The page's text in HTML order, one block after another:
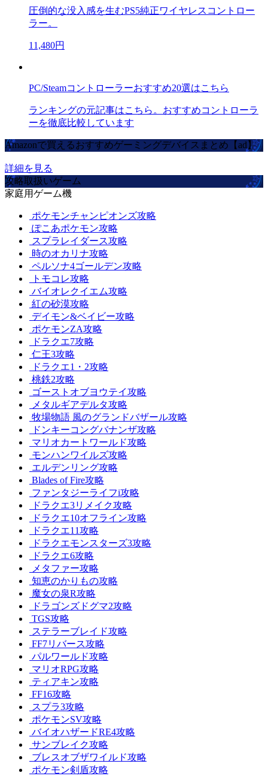
圧倒的な没入感を生むPS5純正ワイヤレスコントロー
ラー。
11,480円
PC/Steamコントローラーおすすめ20選はこちら
ランキングの元記事はこちら。おすすめコントローラ
ーを徹底比較しています
Amazonで買えるおすすめゲーミングデバイスまとめ【ad】
詳細を見る
攻略取扱いゲーム
家庭用ゲーム機
ポケモンチャンピオンズ攻略
ぽこあポケモン攻略
スプラレイダース攻略
時のオカリナ攻略
ペルソナ4ゴールデン攻略
トモコレ攻略
バイオレクイエム攻略
紅の砂漠攻略
デイモン&ベイビー攻略
ポケモンZA攻略
ドラクエ7攻略
仁王3攻略
ドラクエ1・2攻略
桃鉄2攻略
ゴーストオブヨウテイ攻略
メタルギアデルタ攻略
牧場物語 風のグランドバザール攻略
ドンキーコングバナンザ攻略
マリオカートワールド攻略
モンハンワイルズ攻略
エルデンリング攻略
Blades of Fire攻略
ファンタジーライフi攻略
ドラクエ3リメイク攻略
ドラクエ10オフライン攻略
ドラクエ11攻略
ドラクエモンスターズ3攻略
ドラクエ6攻略
メタファー攻略
知恵のかりもの攻略
魔女の泉R攻略
ドラゴンズドグマ2攻略
TGS攻略
ステラーブレイド攻略
FF7リバース攻略
パルワールド攻略
マリオRPG攻略
ティアキン攻略
FF16攻略
スプラ3攻略
ポケモンSV攻略
バイオハザードRE4攻略
サンブレイク攻略
ブレスオブザワイルド攻略
ポケモン剣盾攻略